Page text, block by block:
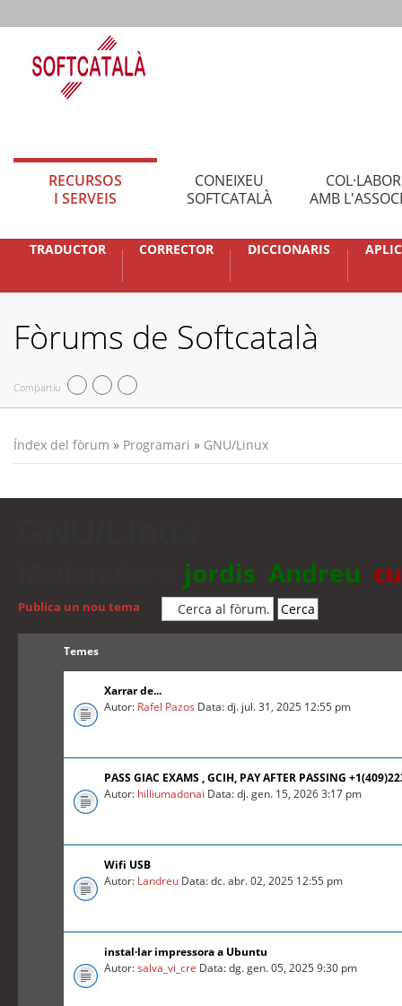
RECURSOS
I SERVEIS
CONEIXEU
SOFTCATALÀ
AMB
TRADUCTOR CORRECTOR DICCIONARIS
Fòrums de Softcatalà
Compartiu
Índex del fòrum » Programari » GNU/Linux
jordis Andreu
Publica un nou tema
Temes
Xarrar de...
Autor: Rafel Pazos Data: dj. jul. 31, 2025 12:55 pm
PASS GIAC EXAMS , GCIH, PAY AFTER PASSING
Autor: hilliumadonai Data: dj. gen. 15, 2026 3:17 pm
Wifi USB
Autor: Landreu Data: dc. abr. 02, 2025 12:55 pm
instal·lar impressora a Ubuntu
Autor:salva_vi_cre Data: dg. gen. 05, 2025 9:30 pm